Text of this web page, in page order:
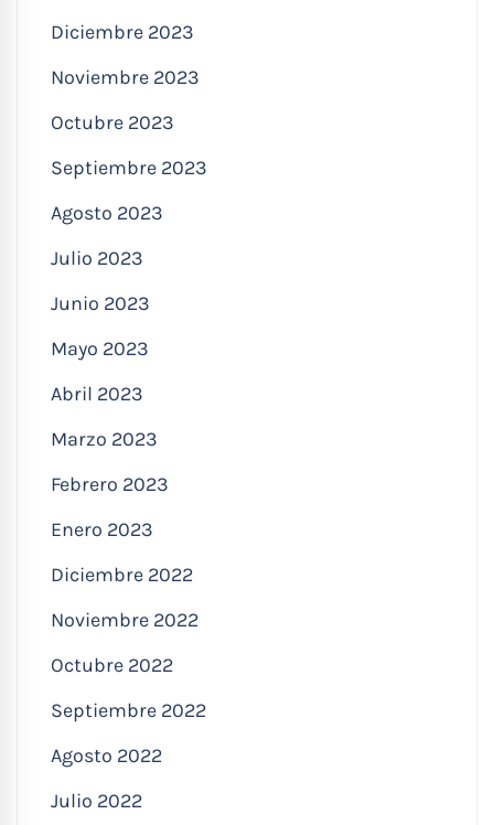
Diciembre 2023
Noviembre 2023
Octubre 2023
Septiembre 2023
Agosto 2023
Julio 2023
Junio 2023
Mayo 2023
Abril 2023
Marzo 2023
Febrero 2023
Enero 2023
Diciembre 2022
Noviembre 2022
Octubre 2022
Septiembre 2022
Agosto 2022
Julio 2022